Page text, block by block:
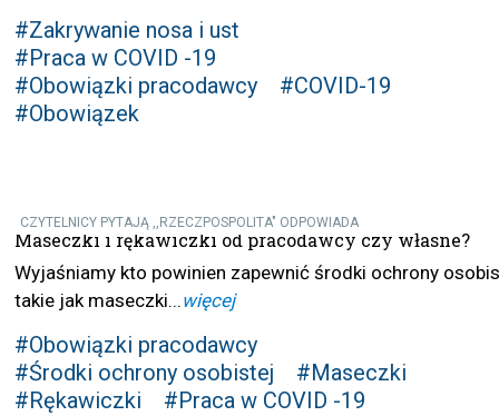
#Zakrywanie nosa i ust
#Praca w COVID -19
#Obowiązki pracodawcy
#COVID-19
#Obowiązek
CZYTELNICY PYTAJĄ ,,RZECZPOSPOLITA" ODPOWIADA
Maseczki i rękawiczki od pracodawcy czy własne?
Wyjaśniamy kto powinien zapewnić środki ochrony
takie jak maseczki...więcej
#Obowiązki pracodawcy
#Środki ochrony osobistej
#Maseczki
#Rękawiczki
#Praca w COVID -19